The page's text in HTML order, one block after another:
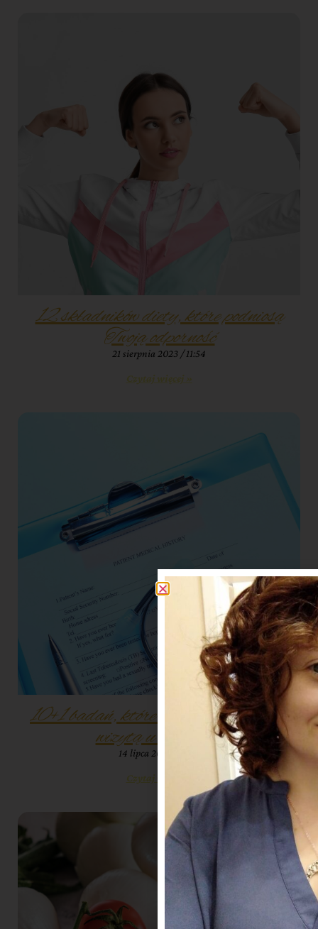
12 składników diety, które podniosą
Twoją odporność
21 sierpnia 2023 11:54
Czytaj więcej »
10+1 badań, które warto zrobić przed
wizytą u dietetyka
14 lipca 2023
Czytaj więcej »